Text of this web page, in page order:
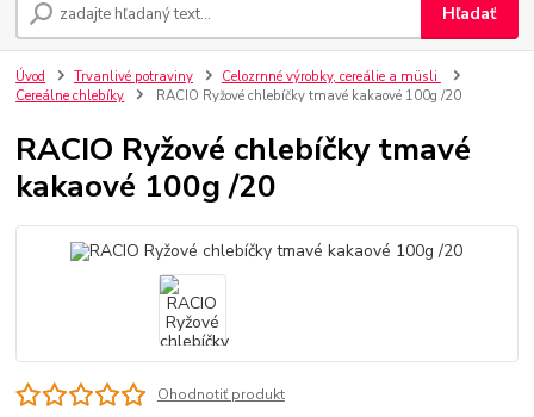
Hľadať
Úvod Trvanlivé potraviny
Celozrnné výrobky, cereálie a müsli
Cereálne chlebíky
RACIO Ryžové chlebíčky tmavé kakaové 100g /20
RACIO Ryžové chlebíčky tmavé
kakaové 100g /20
Ohodnotiť produkt